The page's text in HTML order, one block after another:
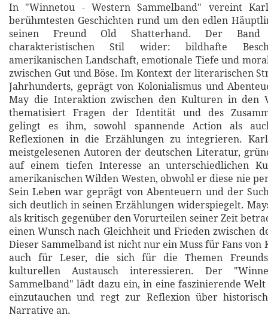
In "Winnetou - Western Sammelband" vereint
berühmtesten Geschichten rund um den edlen
seinen Freund Old Shatterhand. Der Band
charakteristischen Stil wider: bildhafte
amerikanischen Landschaft, emotionale Tiefe und
zwischen Gut und Böse. Im Kontext der literarischen
Jahrhunderts, geprägt von Kolonialismus und
May die Interaktion zwischen den Kulturen in den
thematisiert Fragen der Identität und des
gelingt es ihm, sowohl spannende Action als
Reflexionen in die Erzählungen zu integrieren.
meistgelesenen Autoren der deutschen Literatur,
auf einem tiefen Interesse an unterschiedlichen
amerikanischen Wilden Westen, obwohl er diese nie
Sein Leben war geprägt von Abenteuern und der
sich deutlich in seinen Erzählungen widerspiegelt.
als kritisch gegenüber den Vorurteilen seiner Zeit
einen Wunsch nach Gleichheit und Frieden zwischen
Dieser Sammelband ist nicht nur ein Muss für Fans von
auch für Leser, die sich für die Themen
kulturellen Austausch interessieren. Der
Sammelband" lädt dazu ein, in eine faszinierende
einzutauchen und regt zur Reflexion über
Narrative an.